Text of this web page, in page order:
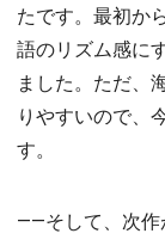
たです。最初か
語のリズム感に
ました。ただ、
りやすいので、
す。
――そして、次作